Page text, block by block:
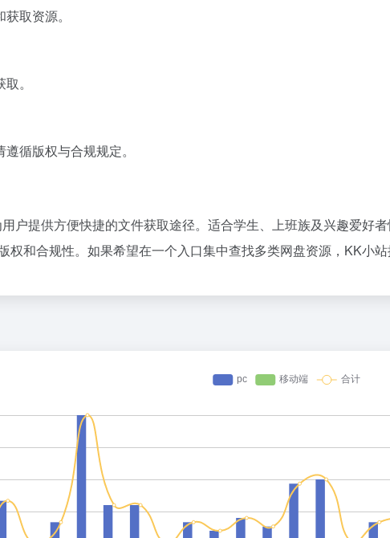
取资源。
。
循版权与合规规定。
户提供方便快捷的文件获取途径。适合学生、上班族及兴趣爱好
权和合规性。如果希望在一个入口集中查找多类网盘资源，KK小站